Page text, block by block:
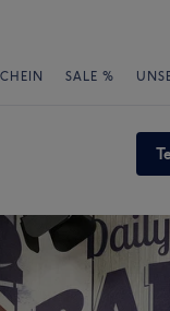
SALE %